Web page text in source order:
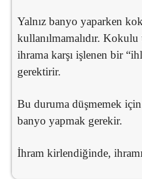
Yalnız banyo yaparken
kullanılmamalıdır.
ihrama karşı işlenen bir
gerektirir.
Bu duruma düşmemek
banyo yapmak gerekir.
İhram kirlendiğinde,